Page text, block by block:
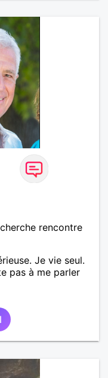
rencontre
Je vie seul.
pas à me parler